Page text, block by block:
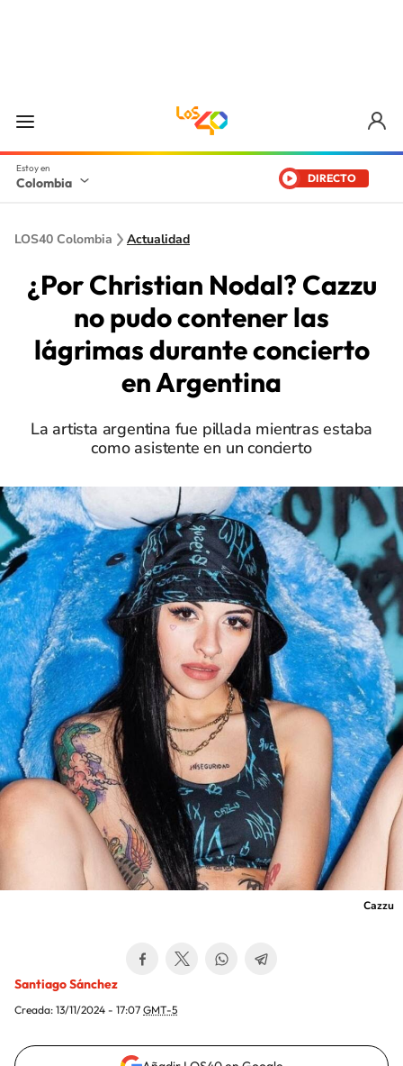
Colombia DIRECTO
LOS40 Colombia Actualidad
¿Por Christian Nodal? Cazzu
no pudo contener las
lágrimas durante concierto
en Argentina
La artista argentina fue pillada mientras estaba
como asistente en un concierto
Cazzu
Santiago Sánchez
Creada: 13/11/2024 - 17:07 GMT-5